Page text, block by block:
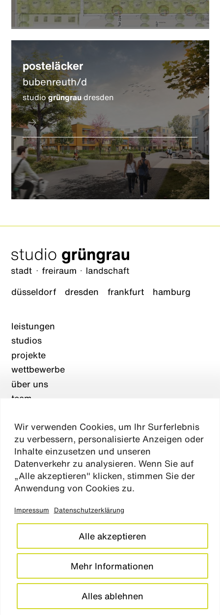
Wir verwenden Cookies, um Ihr Surferlebnis
zu verbessern, personalisierte Anzeigen oder
Inhalte einzusetzen und unseren
Datenverkehr zu analysieren. Wenn Sie auf
„Alle akzeptieren" klicken, stimmen Sie der
Anwendung von Cookies zu.
Impressum Datenschutzerklärung
Mehr Informationen
Alles ablehnen
Alle akzeptieren
posteläcker
bubenreuth/d
studiogrüngraudresden
düsseldorf dresden frankfurt hamburg
leistungen
studios
projekte
wettbewerbe
über uns
team
aktuelles
kontakt
impressum
datenschutz
cookie einstellungen
barrierefreiheitserklärung